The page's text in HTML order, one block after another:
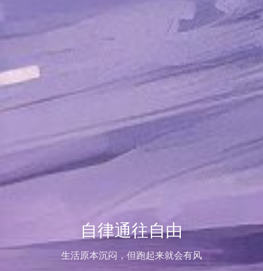
自律通往自由
生活原本沉闷，但跑起来就会有风